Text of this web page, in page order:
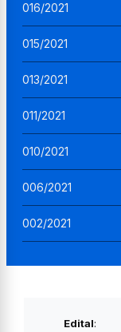
016/2021
015/2021
013/2021
011/2021
010/2021
006/2021
002/2021
Edital: